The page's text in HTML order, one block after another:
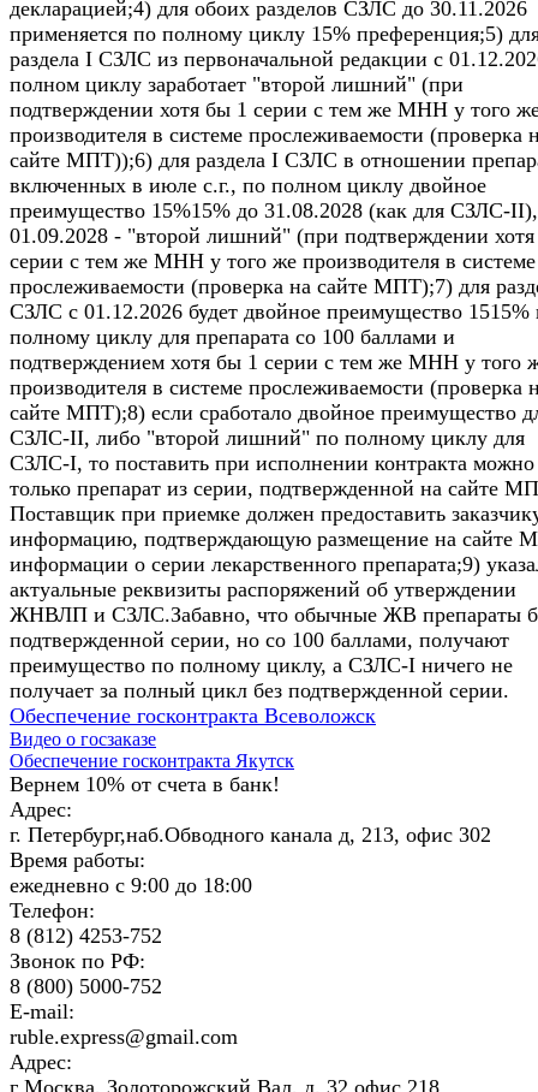
декларацией;4) для обоих разделов СЗЛС до 30.11.2026
применяется по полному циклу 15% преференция;5)
раздела I СЗЛС из первоначальной редакции с
полном циклу заработает "второй лишний" (при
подтверждении хотя бы 1 серии с тем же МНН у того
производителя в системе прослеживаемости (проверка
сайте МПТ));6) для раздела I СЗЛС в отношении
включенных в июле с.г., по полном циклу двойное
преимущество 15%15% до 31.08.2028 (как для СЗЛС-
01.09.2028 - "второй лишний" (при подтверждении
серии с тем же МНН у того же производителя в системе
прослеживаемости (проверка на сайте МПТ);7) для
СЗЛС c 01.12.2026 будет двойное преимущество 1515%
полному циклу для препарата со 100 баллами и
подтверждением хотя бы 1 серии с тем же МНН у того
производителя в системе прослеживаемости (проверка
сайте МПТ);8) если сработало двойное преимущество
СЗЛС-II, либо "второй лишний" по полному циклу для
СЗЛС-I, то поставить при исполнении контракта можно
только препарат из серии, подтвержденной на сайте
Поставщик при приемке должен предоставить
информацию, подтверждающую размещение на сайте
информации о серии лекарственного препарата;9)
актуальные реквизиты распоряжений об утверждении
ЖНВЛП и СЗЛС.Забавно, что обычные ЖВ препараты
подтвержденной серии, но со 100 баллами, получают
преимущество по полному циклу, а СЗЛС-I ничего не
получает за полный цикл без подтвержденной серии.
Обеспечение госконтракта Всеволожск
Видео о госзаказе
Обеспечение госконтракта Якутск
Вернем 10% от счета в банк!
Адрес:
г. Петербург,наб.Обводного канала д, 213, офис 302
Время работы:
ежедневно с 9:00 до 18:00
Телефон:
8 (812) 4253-752
Звонок по РФ:
8 (800) 5000-752
E-mail:
ruble.express@gmail.com
Адрес:
г Москва, Золоторожский Вал, д. 32 офис 218